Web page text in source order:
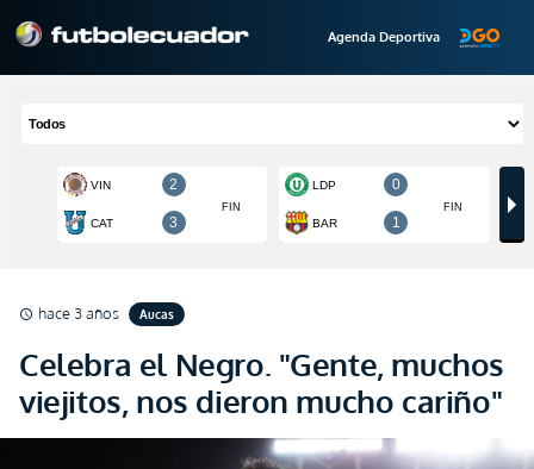
Agenda Deportiva
schedule hace 3 años Aucas
Celebra el Negro. "Gente, muchos
viejitos, nos dieron mucho cariño"